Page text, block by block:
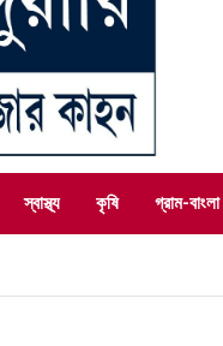
স্বাস্থ্য কৃষি গ্রাম-বাংলা